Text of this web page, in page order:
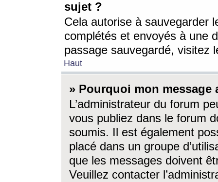
sujet ?
Cela autorise à sauvegarder
complétés et envoyés à une
passage sauvegardé, visitez
Haut
» Pourquoi mon message
L’administrateur du forum
vous publiez dans le forum
soumis. Il est également
placé dans un groupe
que les messages doivent
Veuillez contacter